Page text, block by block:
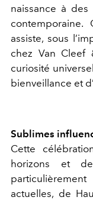
naissance à
assiste, sous
chez Van Cleef
curiosité
bienveillance et
Sublimes
Cette
horizons et
actuelles, de